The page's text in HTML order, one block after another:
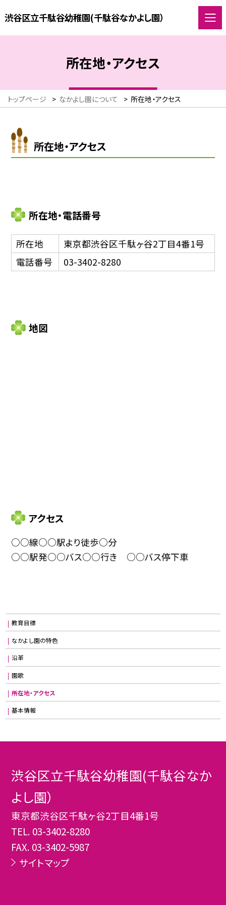
渋谷区立千駄谷幼稚園(千駄谷なかよし園）
所在地・アクセス
トップページ > なかよし園について > 所在地・アクセス
所在地・アクセス
所在地・電話番号
所在地
東京都渋谷区千駄ヶ谷2丁目4番1号
電話番号
03-3402-8280
地図
アクセス
○○線○○駅より徒歩○分
○○駅発○○バス○○行き ○○バス停下車
教育目標
なかよし園の特色
沿革
園歌
所在地・アクセス
基本情報
渋谷区立千駄谷幼稚園(千駄谷なか
よし園）
東京都渋谷区千駄ヶ谷2丁目4番1号
TEL. 03-3402-8280
FAX. 03-3402-5987
サイトマップ